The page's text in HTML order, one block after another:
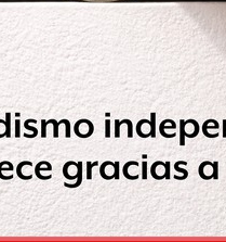
Ciudadana